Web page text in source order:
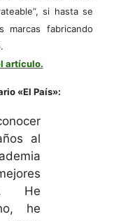
si hasta se
marcas fabricando
artículo.
«El País»:
al
He
he